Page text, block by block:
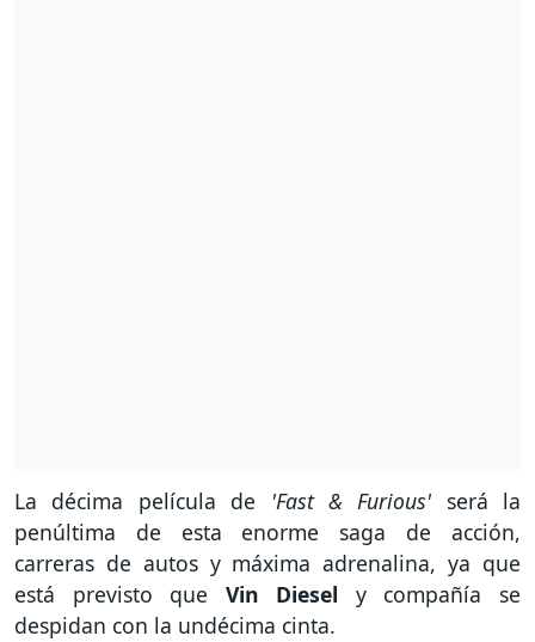
La décima película de 'Fast & Furious' será la
penúltima de esta enorme saga de acción,
carreras de autos y máxima adrenalina, ya que
está previsto que Vin Diesel y compañía se
despidan con la undécima cinta.